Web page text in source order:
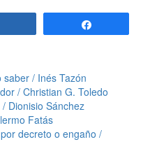
/ Inés Tazón
/ Christian G. Toledo
Dionisio Sánchez
Fatás
decreto o engaño /